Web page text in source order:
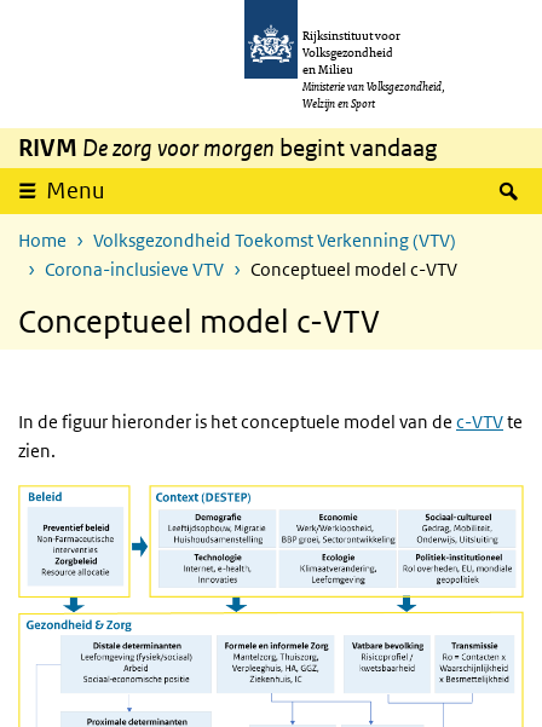
Overslaan en naar de inhoud gaan
Rijksinstituut voor
Volksgezondheid
en Milieu
Ministerie van Volksgezondheid,
Welzijn en Sport
RIVM De zorg voor morgen begint vandaag
Menu
Home
Volksgezondheid Toekomst Verkenning (VTV)
Corona-inclusieve VTV
Conceptueel model c-VTV
Conceptueel model c-VTV
In de figuur hieronder is het conceptuele model van de c-VTVte
zien.